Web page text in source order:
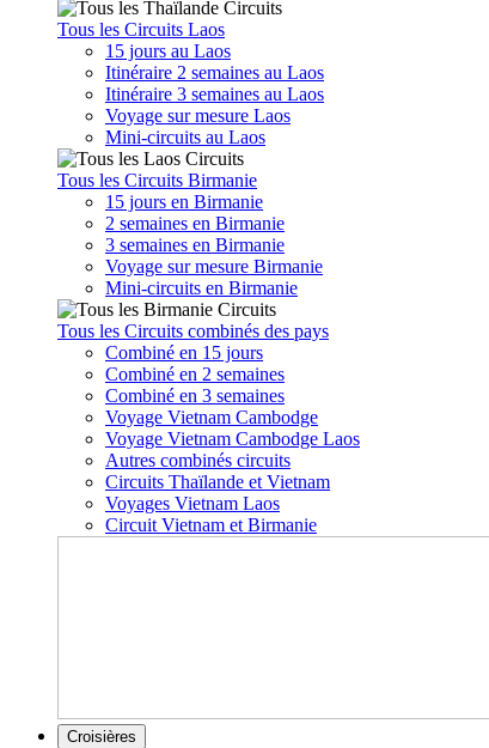
Tous les Circuits Laos
15 jours au Laos
Itinéraire 2 semaines au Laos
Itinéraire 3 semaines au Laos
Voyage sur mesure Laos
Mini-circuits au Laos
Tous les Circuits Birmanie
15 jours en Birmanie
2 semaines en Birmanie
3 semaines en Birmanie
Voyage sur mesure Birmanie
Mini-circuits en Birmanie
Tous les Circuits combinés des pays
Combiné en 15 jours
Combiné en 2 semaines
Combiné en 3 semaines
Voyage Vietnam Cambodge
Voyage Vietnam Cambodge Laos
Autres combinés circuits
Circuits Thaïlande et Vietnam
Voyages Vietnam Laos
Circuit Vietnam et Birmanie
Croisières